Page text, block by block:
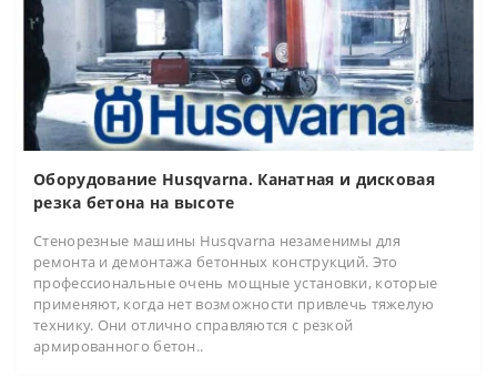
Оборудование Husqvarna. Канатная и дисковая
резка бетона на высоте
Стенорезные машины Husqvarna незаменимы для
ремонта и демонтажа бетонных конструкций. Это
профессиональные очень мощные установки, которые
применяют, когда нет возможности привлечь тяжелую
технику. Они отлично справляются с резкой
армированного бетон..